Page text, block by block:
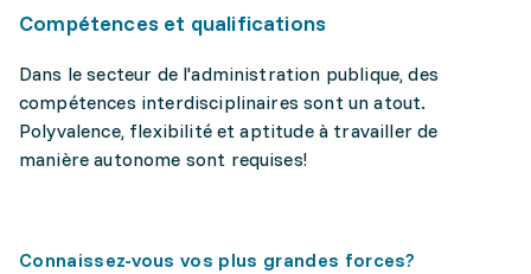
Compétences et qualifications
Dans le secteur de l'administration publique, des
compétences interdisciplinaires sont un atout.
Polyvalence, flexibilité et aptitude à travailler de
manière autonome sont requises!
Connaissez-vous vos plus grandes forces?